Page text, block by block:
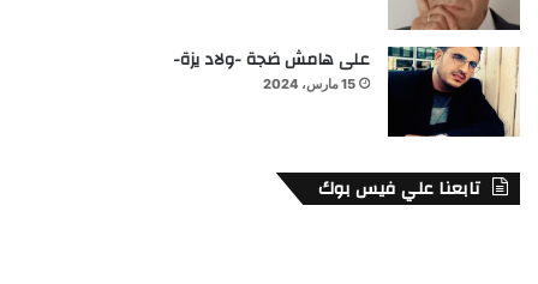
على هامش ضجة -ولاد يزة-
15 مارس، 2024
تابعنا علي فيس بوك